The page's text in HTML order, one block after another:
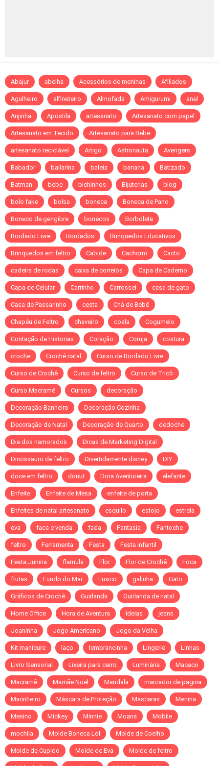
Abajur abelha Acessórios de meninas Afiliados
Agulheiro alfineteiro Almofada Amigurumi anel
Anjinha Apostila artesanato Artesanato com papel
Artesanato em Tecido Artesanato para Bebe
artesanato reciclável Artigo Astronauta Avengers
Babador bailarina baleia banana Batizado
Batman bebe bichinhos Bijuterias blog
bolo fake bolsa boneca Boneca de Pano
Boneco de gengibre bonecos Borboleta
Bordado Livre Bordados Brinquedos Educativos
Brinquedos em feltro Cabide Cachorro Cacto
cadeira de rodas caixa de correios Capa de Caderno
Capa de Celular Carrinho Carrossel casa de gato
Casa de Passarinho cesta Chá de Bebê
Chapéu de Feltro chaveiro coala Cogumelo
Contação de Historias Coração Coruja costura
croche Crochê natal Curso de Bordado Livre
Curso de Crochê Curso de feltro Curso de Tricô
Curso Macramê Cursos decoração
Decoração Banheiro Decoração Cozinha
Decoração de Natal Decoração de Quarto dedoche
Dia dos namorados Dicas de Marketing Digital
Dinossauro de feltro Divertidamente disney DIY
doce em feltro donut Dora Aventureira elefante
Enfeite Enfeite de Mesa enfeite de porta
Enfeites de natal artesanato esquilo estojo estrela
eva faca e venda fada Fantasia Fantoche
feltro Ferramenta Festa Festa infantil
Festa Junina flamula Flor Flor de Crochê Foca
frutas Fundo do Mar Fuxico galinha Gato
Gráficos de Crochê Guirlanda Guirlanda de natal
Home Office Hora de Aventura ideias jeans
Joaninha Jogo Americano Jogo da Velha
Kit manicure laço lembrancinha Lingerie Linhas
Livro Sensorial Lixeira para carro Luminária Macaco
Macramê Mamãe Noel Mandala marcador de pagina
Marinheiro Máscara de Proteção Mascaras Menina
Menino Mickey Minnie Moana Mobile
mochila Molde Boneca Lol Molde de Coelho
Molde de Cupido Molde de Eva Molde de feltro